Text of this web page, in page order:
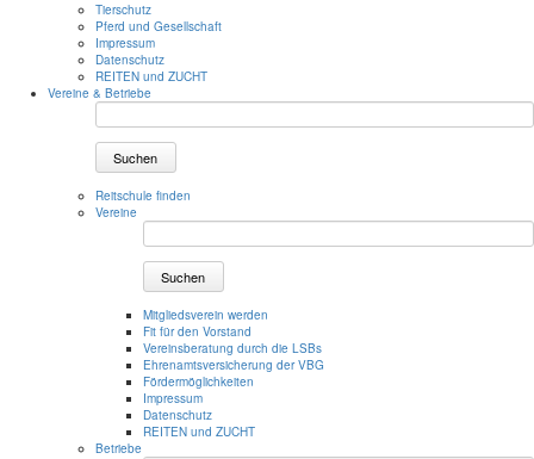
Tierschutz
Pferd und Gesellschaft
Impressum
Datenschutz
REITEN und ZUCHT
Vereine & Betriebe
Suchen
Reitschule finden
Vereine
Suchen
Mitgliedsverein werden
Fit für den Vorstand
Vereinsberatung durch die LSBs
Ehrenamtsversicherung der VBG
Fördermöglichkeiten
Impressum
Datenschutz
REITEN und ZUCHT
Betriebe